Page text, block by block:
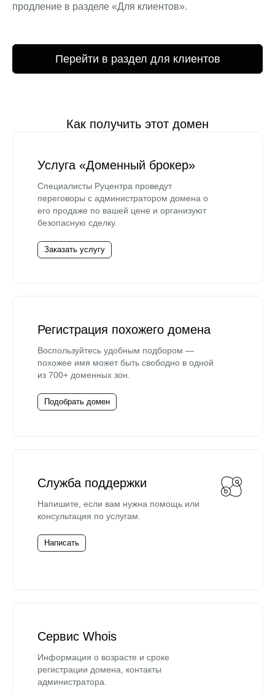
продление в разделе «Для клиентов».
Перейти в раздел для клиентов
Как получить этот домен
Услуга «Доменный брокер»
Специалисты Руцентра проведут
переговоры с администратором домена о
его продаже по вашей цене и организуют
безопасную сделку.
Заказать услугу
Регистрация похожего домена
Воспользуйтесь удобным подбором —
похожее имя может быть свободно в одной
из 700+ доменных зон.
Подобрать домен
Служба поддержки
Напишите, если вам нужна помощь или
консультация по услугам.
Написать
Сервис Whois
Информация о возрасте и сроке
регистрации домена, контакты
администратора.